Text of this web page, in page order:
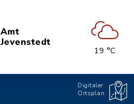
Amt
Jevenstedt
19 °C
Digitaler
Ortsplan